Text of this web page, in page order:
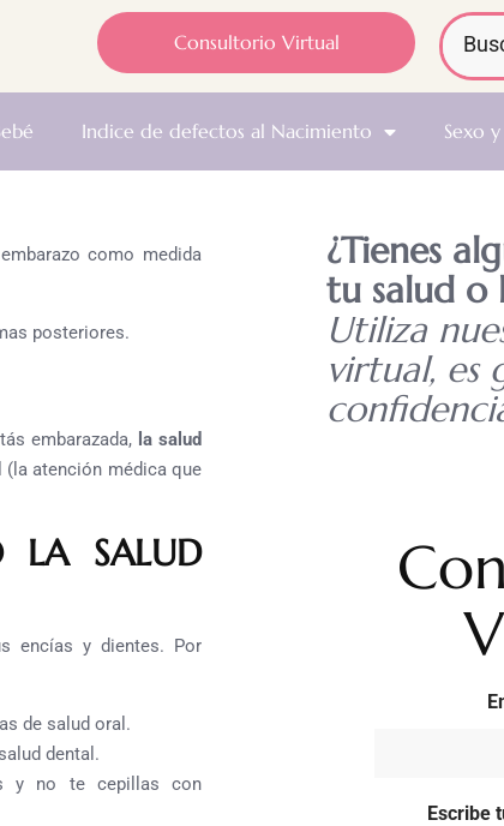
Consultorio Virtual
Indice de defectos al Nacimiento Sexo
como medida
posteriores.
embarazada, la salud
atención médica que
LA SALUD
encías y dientes. Por
de salud oral.
dental.
y no te cepillas con
¿Tienes
tu salud o
Utiliza
virtual, es
Escribe